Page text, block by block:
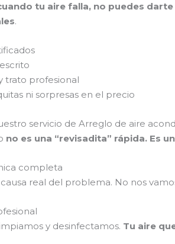
tu aire falla, no puedes
.
trato profesional
ni sorpresas en el precio
servicio de Arreglo de aire
no es una “revisadita” rápida. Es
completa
real del problema. No nos
y desinfectamos. Tu aire